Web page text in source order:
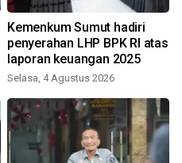
Kemenkum Sumut hadiri
penyerahan LHP BPK RI atas
laporan keuangan 2025
Selasa, 4 Agustus 2026